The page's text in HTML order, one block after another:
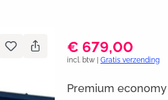
€ 679,00
incl. btw | Gratis verzending
Premium